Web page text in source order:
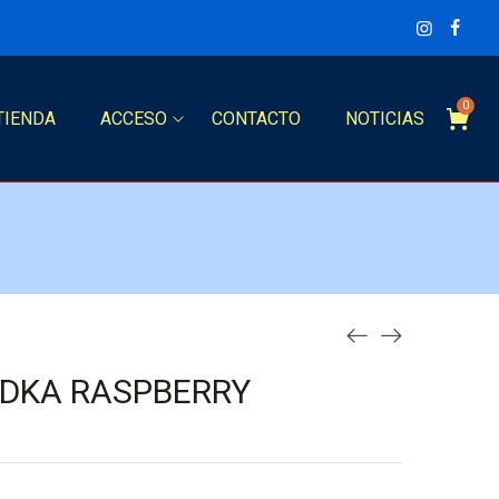
ACCESO CONTACTO NOTICIAS
0
RASPBERRY